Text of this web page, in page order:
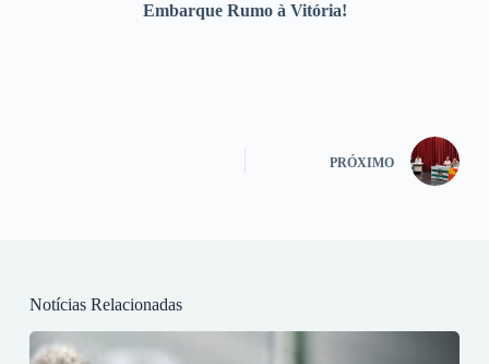
Embarque Rumo à Vitória!
PRÓXIMO
Notícias Relacionadas